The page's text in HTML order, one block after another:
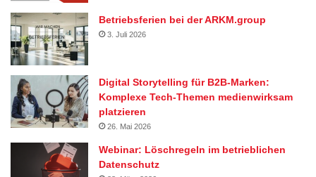
Betriebsferien bei der ARKM.group
3. Juli 2026
Digital Storytelling für B2B-Marken:
Komplexe Tech-Themen medienwirksam
platzieren
26. Mai 2026
Webinar: Löschregeln im betrieblichen
Datenschutz